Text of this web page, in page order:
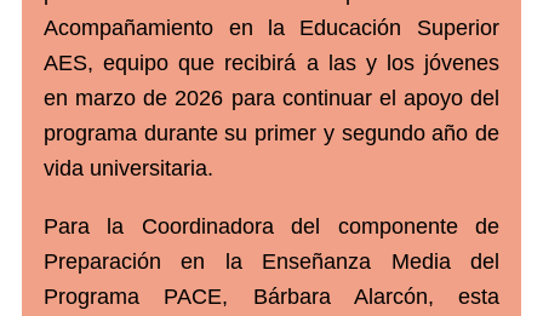
Acompañamiento en la Educación Superior
AES, equipo que recibirá a las y los jóvenes
en marzo de 2026 para continuar el apoyo del
programa durante su primer y segundo año de
vida universitaria.
Para la Coordinadora del componente de
Preparación en la Enseñanza Media del
Programa PACE, Bárbara Alarcón, esta